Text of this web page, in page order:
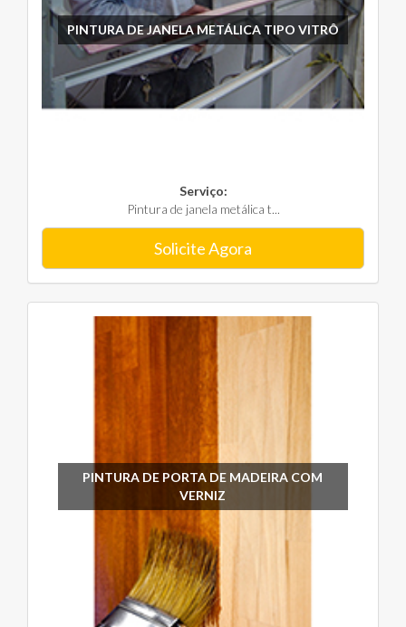
PINTURA DE JANELA METÁLICA TIPO VITRÔ
Serviço:
Pintura de janela metálica t...
Solicite Agora
PINTURA DE PORTA DE MADEIRA COM
VERNIZ